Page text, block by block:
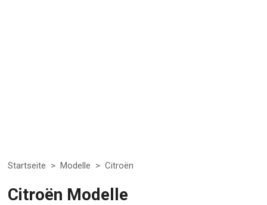
Startseite > Modelle > Citroën
Citroën Modelle